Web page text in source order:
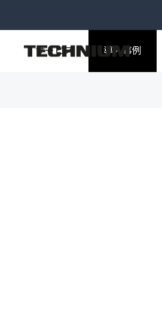
サービス 導入事例